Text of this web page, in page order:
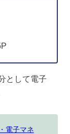
として電子
電子マネ